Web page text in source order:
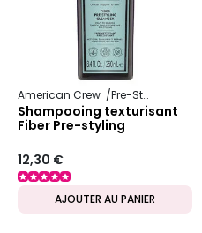
American Crew Pre-Styling
Shampooing texturisant
Fiber Pre-styling
12,30 €
AJOUTER AU PANIER